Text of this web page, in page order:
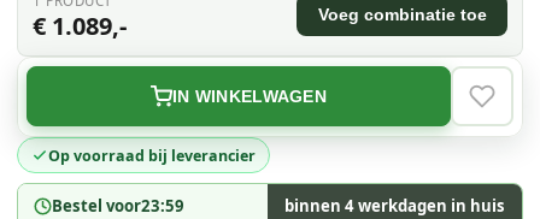
Op voorraad bij leverancier
Bestel voor23:59 binnen 4 werkdagen in huis
IN WINKELWAGEN
€ 1.089,- Voeg combinatie toe